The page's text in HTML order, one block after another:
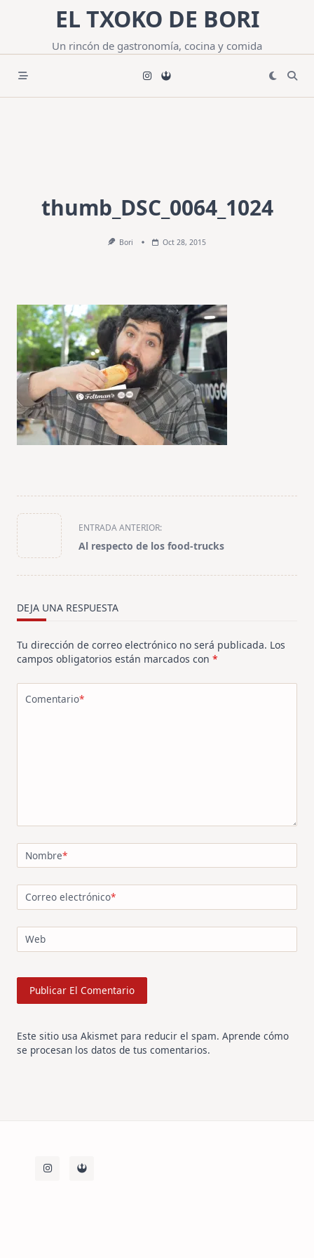
contenido
EL TXOKO DE BORI
Un rincón de gastronomía, cocina y comida
thumb_DSC_0064_1024
Bori Oct 28, 2015
<span
class="nav-
subtitle
screen-
text">Página</span>
ENTRADA ANTERIOR:
Al respecto de los food-trucks
DEJA UNA RESPUESTA
Tu dirección de correo electrónico no será publicada. Los
campos obligatorios están marcados con *
Comentario*
Nombre*
Correo electrónico*
Web
Este sitio usa Akismet para reducir el spam. Aprende cómo
se procesan los datos de tus comentarios.